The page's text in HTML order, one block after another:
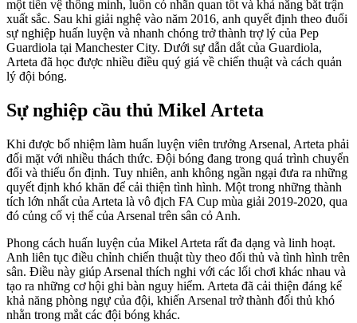
một tiền vệ thông minh, luôn có nhãn quan tốt và khả năng bắt trận
xuất sắc. Sau khi giải nghệ vào năm 2016, anh quyết định theo đuổi
sự nghiệp huấn luyện và nhanh chóng trở thành trợ lý của Pep
Guardiola tại Manchester City. Dưới sự dẫn dắt của Guardiola,
Arteta đã học được nhiều điều quý giá về chiến thuật và cách quản
lý đội bóng.
Sự nghiệp cầu thủ Mikel Arteta
Khi được bổ nhiệm làm huấn luyện viên trưởng Arsenal, Arteta phải
đối mặt với nhiều thách thức. Đội bóng đang trong quá trình chuyển
đổi và thiếu ổn định. Tuy nhiên, anh không ngần ngại đưa ra những
quyết định khó khăn để cải thiện tình hình. Một trong những thành
tích lớn nhất của Arteta là vô địch FA Cup mùa giải 2019-2020, qua
đó củng cố vị thế của Arsenal trên sân cỏ Anh.
Phong cách huấn luyện của Mikel Arteta rất đa dạng và linh hoạt.
Anh liên tục điều chỉnh chiến thuật tùy theo đối thủ và tình hình trên
sân. Điều này giúp Arsenal thích nghi với các lối chơi khác nhau và
tạo ra những cơ hội ghi bàn nguy hiểm. Arteta đã cải thiện đáng kể
khả năng phòng ngự của đội, khiến Arsenal trở thành đối thủ khó
nhằn trong mắt các đội bóng khác.